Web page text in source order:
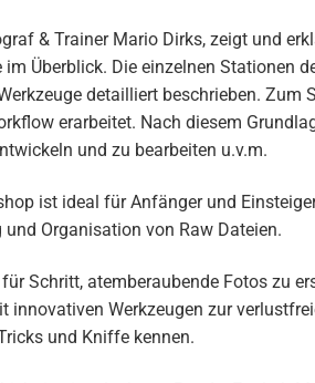
& Trainer Mario Dirks, zeigt und
im Überblick. Die einzelnen Stationen
detailliert beschrieben. Zum
erarbeitet. Nach diesem
und zu bearbeiten u.v.m.
ist ideal für Anfänger und
und Organisation von Raw Dateien.
Schritt, atemberaubende Fotos zu
innovativen Werkzeugen zur
und Kniffe kennen.